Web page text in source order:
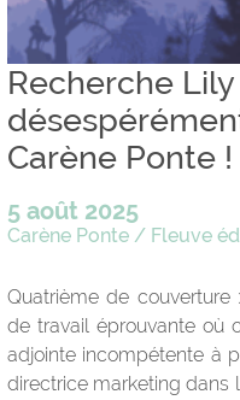
Recherche Lily
Carène Ponte !
5 août 2025
Carène Ponte / Fleuve
Quatrième de couverture
de travail éprouvante où
adjointe incompétente à
directrice marketing dans